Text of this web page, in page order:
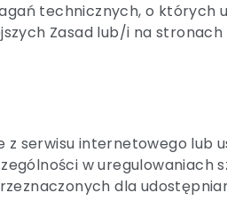
technicznych, o których
Zasad lub/i na
serwisu internetowego lub
w uregulowaniach
dla